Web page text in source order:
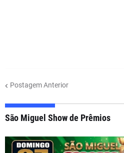
Postagem Anterior
São Miguel Show de Prêmios